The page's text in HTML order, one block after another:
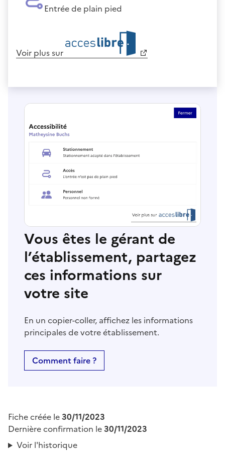
Entrée de plain pied
Voir plus sur
Vous êtes le gérant de
l’établissement, partagez
ces informations sur
votre site
En un copier-coller, affichez les informations
principales de votre établissement.
Comment faire ?
Fiche créée le30/11/2023
Dernière confirmation le30/11/2023
Voir l'historique